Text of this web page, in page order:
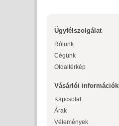
Ügyfélszolgálat
Rólunk
Cégünk
Oldaltérkép
Vásárlói információk
Kapcsolat
Árak
Vélemények